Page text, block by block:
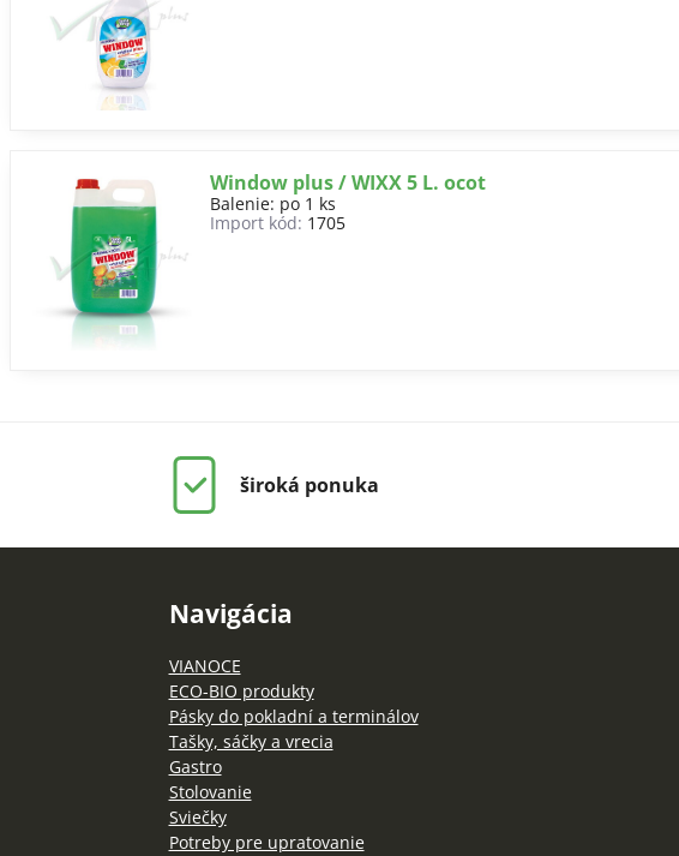
Window plus / WIXX 5 L. ocot
Balenie: po 1 ks
Import kód: 1705
široká ponuka
Navigácia
VIANOCE
ECO-BIO produkty
Pásky do pokladní a terminálov
Tašky, sáčky a vrecia
Gastro
Stolovanie
Sviečky
Potreby pre upratovanie